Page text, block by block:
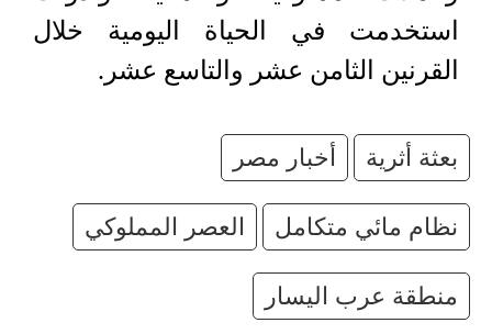
استخدمت في الحياة اليومية خلال
القرنين الثامن عشر والتاسع عشر.
بعثة أثرية أخبار مصر
نظام مائي متكامل العصر المملوكي
منطقة عرب اليسار